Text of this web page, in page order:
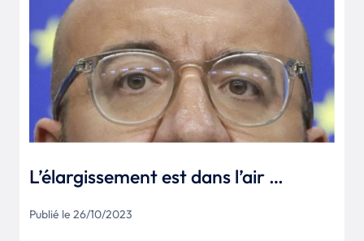
L’élargissement est dans l’air …
Publié le 26/10/2023